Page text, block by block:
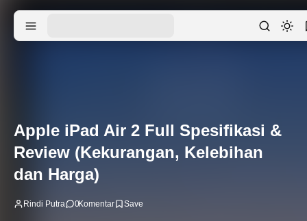
Apple iPad Air 2 Full Spesifikasi &
Review (Kekurangan, Kelebihan
dan Harga)
Rindi Putra 0Komentar